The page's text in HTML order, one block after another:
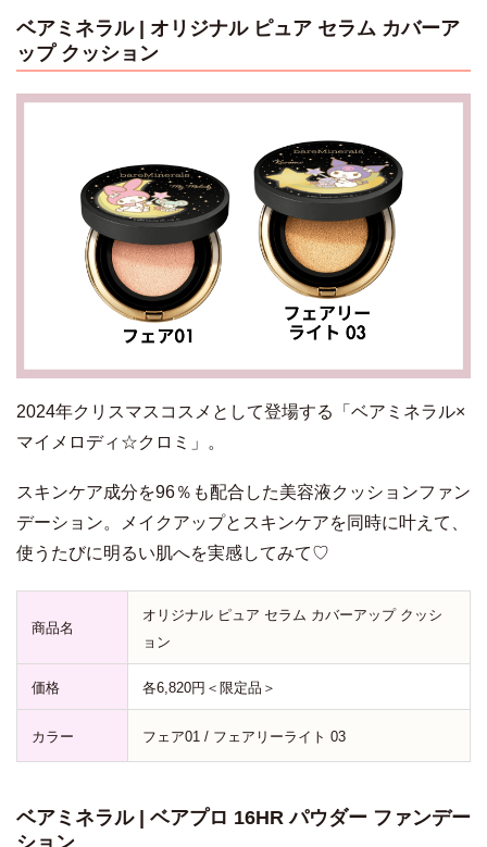
ベアミネラル | オリジナル ピュア セラム カバーア
ップ クッション
2024年クリスマスコスメとして登場する「ベアミネラル×
マイメロディ☆クロミ」。
スキンケア成分を96％も配合した美容液クッションファン
デーション。メイクアップとスキンケアを同時に叶えて、
使うたびに明るい肌へを実感してみて♡
商品名
オリジナル ピュア セラム カバーアップ クッシ
ョン
価格 各6,820円＜限定品＞
カラー フェア01 / フェアリーライト 03
ベアミネラル | ベアプロ 16HR パウダー ファンデー
ション